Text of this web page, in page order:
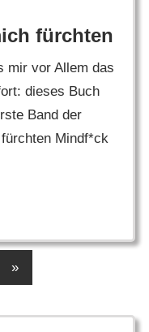
fürchten
mir vor Allem das
dieses Buch
Band der
Mindf*ck
Nächste
Beiträge
»